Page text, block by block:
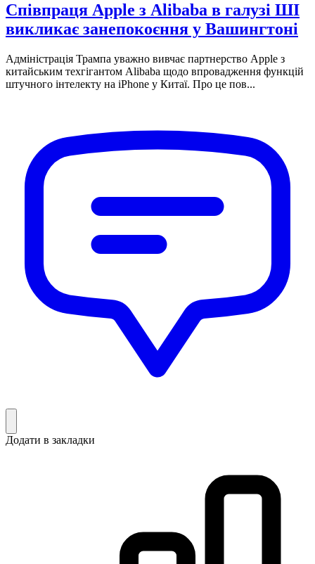
Співпраця Apple з Alibaba в галузі ШІ
викликає занепокоєння у Вашингтоні
Адміністрація Трампа уважно вивчає партнерство Apple з
китайським техгігантом Alibaba щодо впровадження функцій
штучного інтелекту на iPhone у Китаї. Про це пов...
Додати в закладки